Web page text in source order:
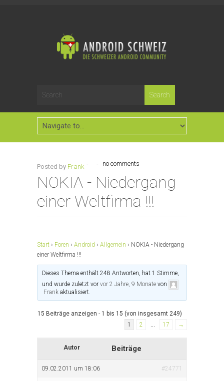
Posted by Frank - - no comments
NOKIA - Niedergang
einer Weltfirma !!!
Start › Foren › Android › Allgemein › NOKIA - Niedergang
einer Weltfirma !!!
Dieses Thema enthält 248 Antworten, hat 1 Stimme,
und wurde zuletzt vorvor 2 Jahre, 9 Monate von
Frank aktualisiert.
15 Beiträge anzeigen - 1 bis 15 (von insgesamt 249)
1
2 17 →
Autor Beiträge
09.02.2011 um 18:06 #24771